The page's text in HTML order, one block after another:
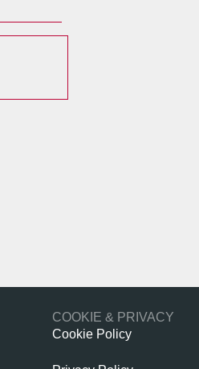
COOKIE & PRIVACY
Cookie Policy